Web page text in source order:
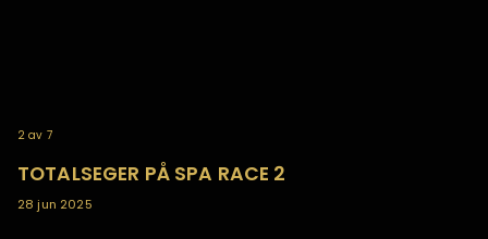
2 av 7
TOTALSEGER PÅ SPA RACE 2
28 jun 2025